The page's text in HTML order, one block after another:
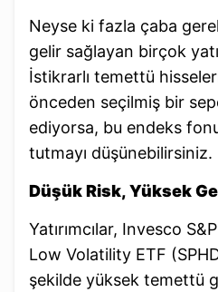
Neyse ki fazla çaba
gelir sağlayan birçok
İstikrarlı temettü
önceden seçilmiş bir
ediyorsa, bu endeks
tutmayı düşünebilirsiniz.
Düşük Risk, Yüksek
Yatırımcılar, Invesco
Low Volatility ETF
şekilde yüksek temettü